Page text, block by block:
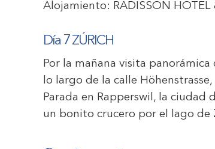
Alojamiento: RADISSON HOTEL
Día 7 ZÚRICH
Por la mañana visita
lo largo de la calle
Parada en Rapperswil, la ciudad
un bonito crucero por el lago de